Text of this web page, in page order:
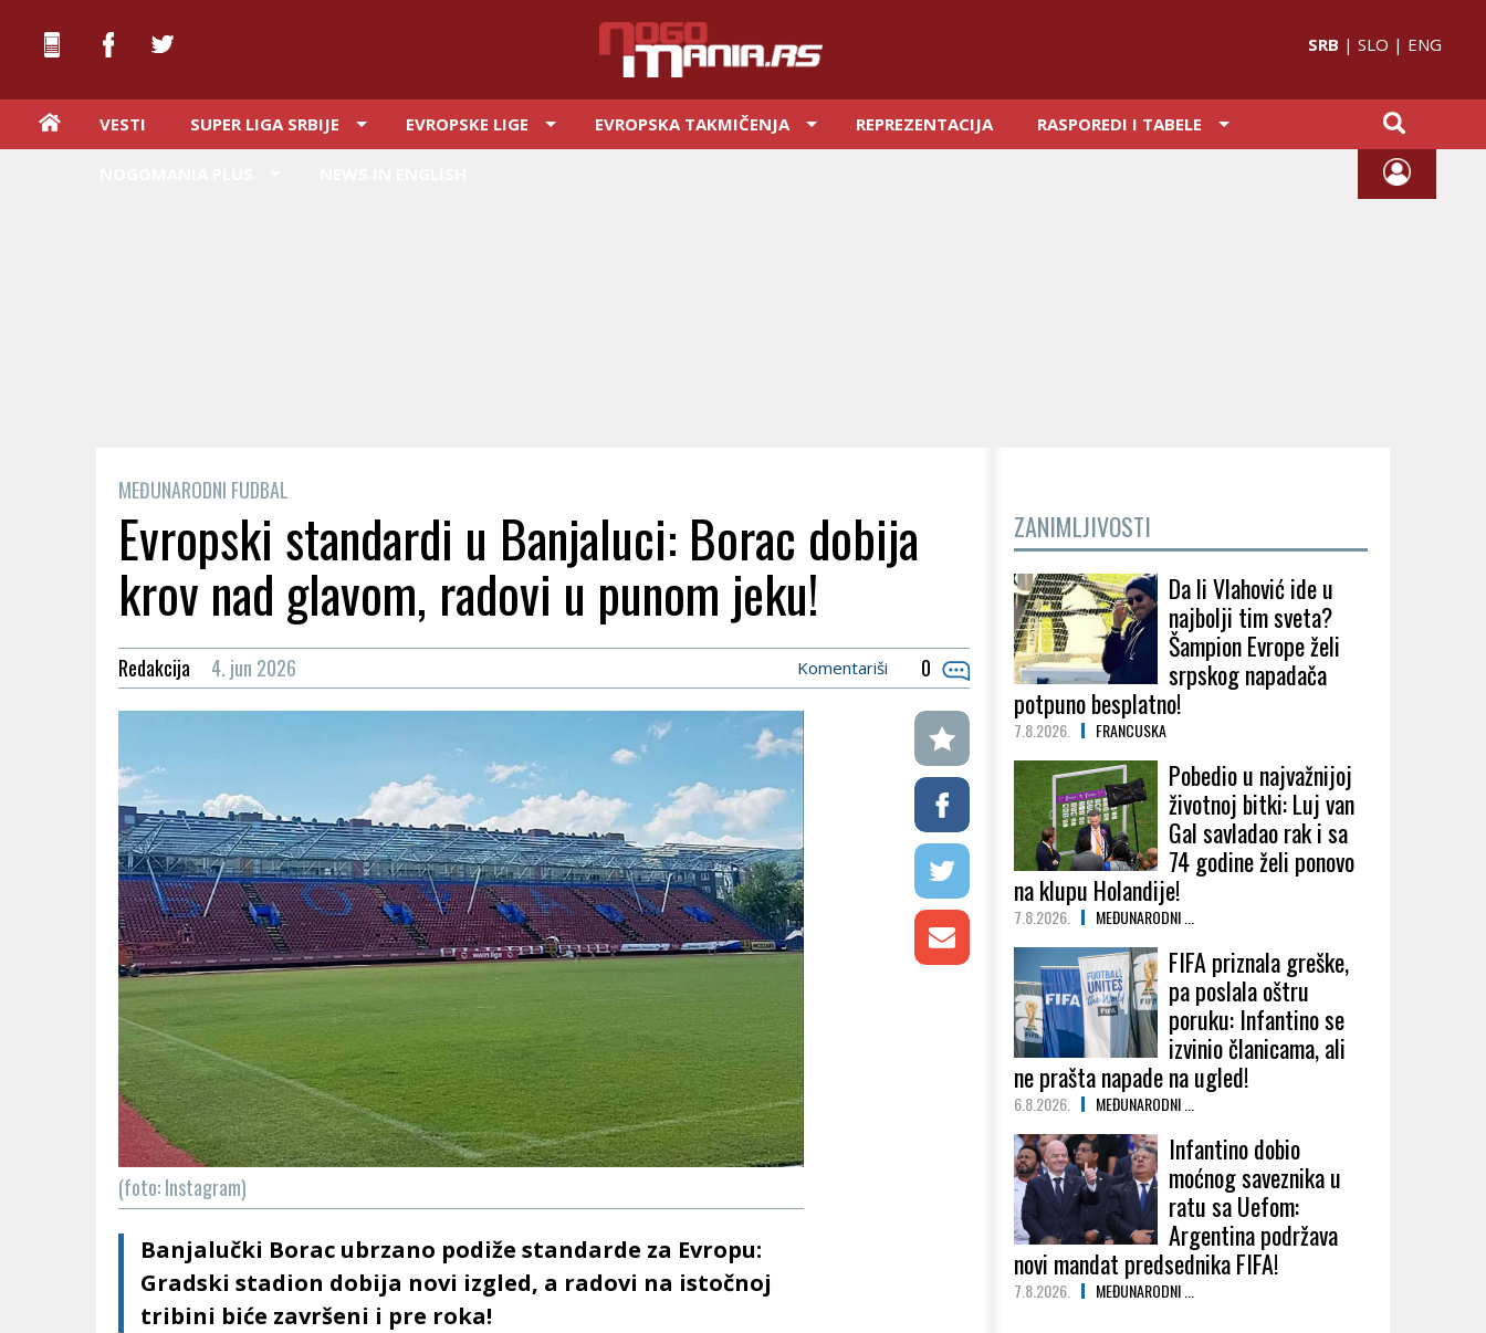
SRB | SLO | ENG
VESTI SUPER LIGA SRBIJE EVROPSKE LIGE EVROPSKA TAKMIČENJA REPREZENTACIJA RASPOREDI I TABELE
MEĐUNARODNI FUDBAL
Evropski standardi u Banjaluci: Borac dobija
krov nad glavom, radovi u punom jeku!
Redakcija 4. jun 2026 0
Komentariši
(foto: Instagram)
Banjalučki Borac ubrzano podiže standarde za Evropu:
Gradski stadion dobija novi izgled, a radovi na istočnoj
tribini biće završeni i pre roka!
ZANIMLJIVOSTI
Da li Vlahović ide u
najbolji tim sveta?
Šampion Evrope želi
srpskog napadača
potpuno besplatno!
7.8.2026. FRANCUSKA
Pobedio u najvažnijoj
životnoj bitki: Luj van
Gal savladao rak i sa
74 godine želi ponovo
na klupu Holandije!
7.8.2026. MEĐUNARODNI ...
FIFA priznala greške,
pa poslala oštru
poruku: Infantino se
izvinio članicama, ali
ne prašta napade na ugled!
6.8.2026. MEĐUNARODNI ...
Infantino dobio
moćnog saveznika u
ratu sa Uefom:
Argentina podržava
novi mandat predsednika FIFA!
7.8.2026. MEĐUNARODNI ...